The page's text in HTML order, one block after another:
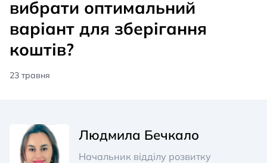
вибрати оптимальний
варіант для зберігання
коштів?
23 травня
Людмила Бечкало
Начальник відділу розвитку